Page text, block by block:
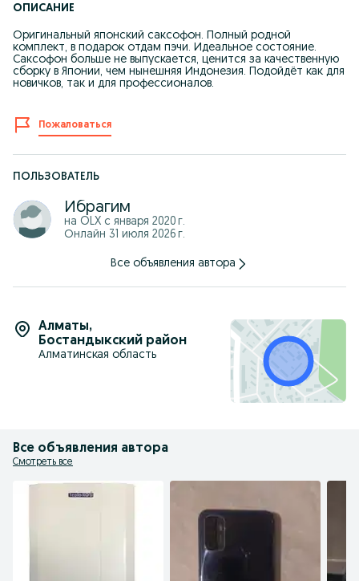
ОПИСАНИЕ
Оригинальный японский саксофон. Полный родной
комплект, в подарок отдам пэчи. Идеальное состояние.
Саксофон больше не выпускается, ценится за качественную
сборку в Японии, чем нынешняя Индонезия. Подойдёт как для
новичков, так и для профессионалов.
Пожаловаться
ПОЛЬЗОВАТЕЛЬ
Ибрагим
на OLX с января 2020 г.
Онлайн 31 июля 2026 г.
Все объявления автора
Алматы,
Бостандыкский район
Алматинская область
Все объявления автора
Смотреть все